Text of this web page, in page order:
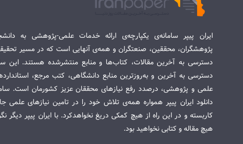
ایران پیپر سامانه‌ی یکپارچه‌ی ارائه خدمات علمی-پژوهشی به
پژوهشگران، محققین، صنعتگران و همه‌ی آنهایی است که در مسیر
دسترسی به آخرین مقالات، کتاب‌ها و منابع منتشرشده هستند. این
دسترسی به آخرین و به‌روزترین منابع دانشگاهی، کتب مرجع،
علمی و پژوهشی، درصدد رفع نیازهای محققان عزیز کشورمان است.
دانلود ایران پیپر همواره همه‌ی تلاش خود را در تامین نیازهای علمی
کاربسته و در این راه از هیچ کمکی دریغ نخواهدکرد. با ایران پیپر دیگر
هیچ مقاله و کتابی نخواهید بود.